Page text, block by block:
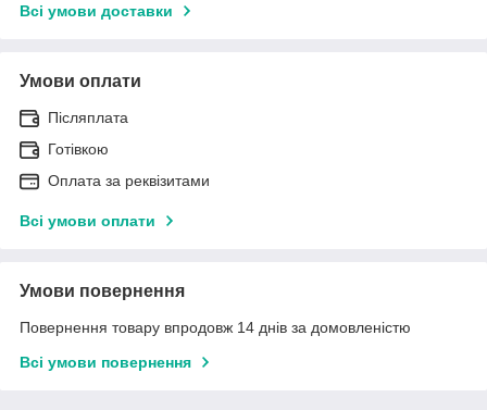
Всі умови доставки
Умови оплати
Післяплата
Готівкою
Оплата за реквізитами
Всі умови оплати
Умови повернення
Повернення товару впродовж 14 днів за домовленістю
Всі умови повернення